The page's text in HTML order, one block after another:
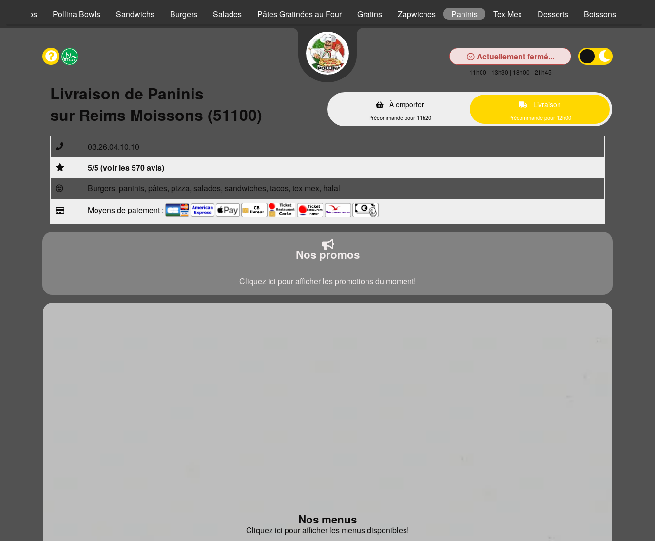
Tacos Pollina Bowls Sandwichs Burgers Salades Pâtes Gratinées au Four Gratins Zapwiches Paninis Tex Mex Desserts Boissons
Actuellement fermé...
11h00 - 13h30 | 18h00 - 21h45
Livraison de Paninis
sur Reims Moissons (51100)
À emporter
Précommande pour 11h20
Livraison
Précommande pour 12h00
03.26.04.10.10
5/5 (voir les 570 avis)
Burgers, paninis, pâtes, pizza, salades, sandwiches, tacos, tex mex, halal
Moyens de paiement :
Nos promos
Cliquez ici pour afficher les promotions du moment!
Nos menus
Cliquez ici pour afficher les menus disponibles!